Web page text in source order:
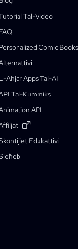
Tal-Video
FAQ
Personalized Comic Books
L-Aħjar Apps Tal-AI
Tal-Kummiks
API
Edukattivi